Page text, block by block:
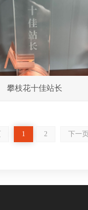
攀枝花十佳站长
1 2 下一页